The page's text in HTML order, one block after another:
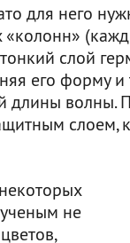
для него
слой
его форму и
длины волны.
слоем,
не